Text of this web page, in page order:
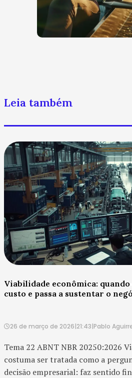
Leia também
Viabilidade econômica: quando
custo e passa a sustentar o
26 de março de 2026|21:43|Pablo
Tema 22 ABNT NBR 20250:2026
costuma ser tratada como a
decisão empresarial: faz sentido